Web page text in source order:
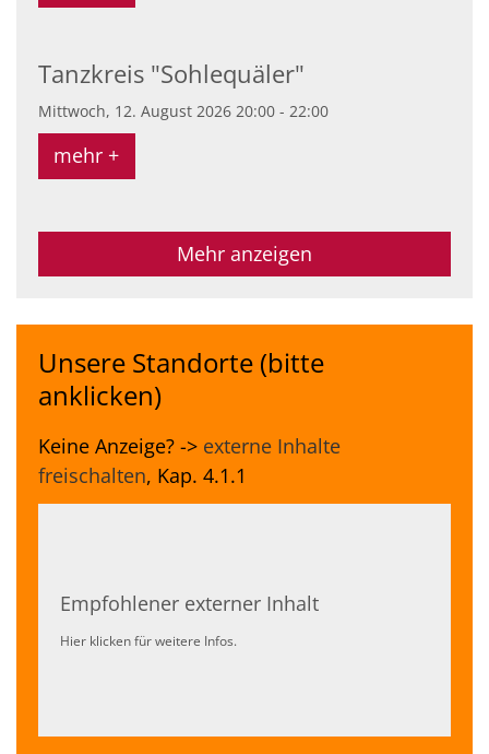
Tanzkreis "Sohlequäler"
Mittwoch, 12. August 2026 20:00 - 22:00
mehr +
Mehr anzeigen
Unsere Standorte (bitte
anklicken)
Keine Anzeige? -> externe Inhalte
freischalten, Kap. 4.1.1
Empfohlener externer Inhalt
Hier klicken für weitere Infos.